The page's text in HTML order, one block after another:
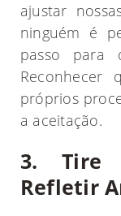
ajustar
ninguém é
passo para
Reconhecer
próprios
a aceitação.
3. Tire
Refletir